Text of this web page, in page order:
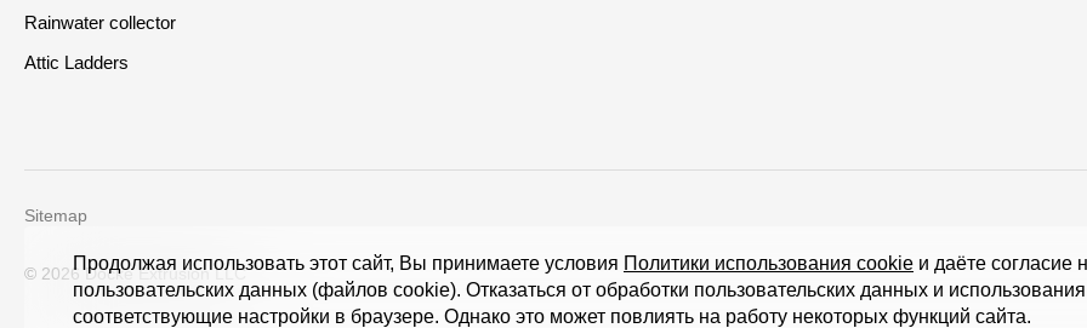
Where to buy?
Contacts
8 800 100 71 45saar.ae@docke.ru
Address
25212, Russia, Moscow, Golovinskoe sh., 5, p. 1(business center "Vodny")
Office hours
Mon-Fri-10-19
Sat-Sun-day off
Rainwater collector
Attic Ladders
Sitemap
© 2026 Döcke Extrusion LLC
Продолжая использовать этот сайт, Вы принимаете условия Политики использования cookie и даёте согласие
пользовательских данных (файлов cookie). Отказаться от обработки пользовательских данных и
соответствующие настройки в браузере. Однако это может повлиять на работу некоторых функций сайта.